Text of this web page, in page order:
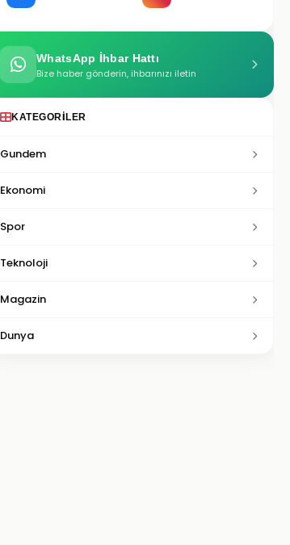
WhatsApp İhbar Hattı
Bize haber gönderin, ihbarınızı iletin
KATEGORILER
Gundem
Ekonomi
Spor
Teknoloji
Magazin
Dunya